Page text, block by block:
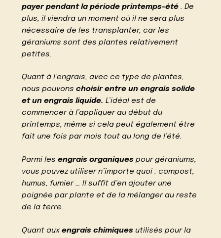
payer pendant la période printemps-été . De
plus, il viendra un moment où il ne sera plus
nécessaire de les transplanter, car les
géraniums sont des plantes relativement
petites.
Quant à l’engrais, avec ce type de plantes,
nous pouvonschoisir entre un engrais solide
et un engrais liquide.L’idéal est de
commencer à l’appliquer au début du
printemps, même si cela peut également être
fait une fois par mois tout au long de l’été.
Parmi lesengrais organiques pour géraniums,
vous pouvez utiliser n’importe quoi : compost,
humus, fumier … Il suffit d’en ajouter une
poignée par plante et de la mélanger au reste
de la terre.
Quant auxengrais chimiques utilisés pour la